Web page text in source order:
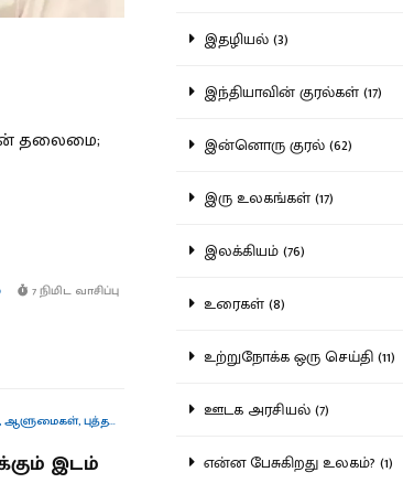
தலைமை;
7 நிமிட வாசிப்பு
ஆளுமைகள்,புத்தகங்கள்
இடம்
இதழியல் (3)
இந்தியாவின் குரல்கள் (17)
இன்னொரு குரல் (62)
இரு உலகங்கள் (17)
இலக்கியம் (76)
உரைகள் (8)
உற்றுநோக்க ஒரு செய்தி (11)
ஊடக அரசியல் (7)
என்ன பேசுகிறது உலகம்? (1)